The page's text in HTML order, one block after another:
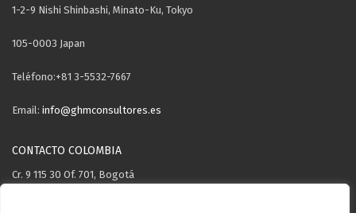
1-2-9 Nishi Shinbashi, Minato-Ku, Tokyo
105-0003 Japan
Teléfono:+81 3-5532-7667
Email: info@ghmconsultores.es
CONTACTO COLOMBIA
Cr. 9 115 30 Of. 701, Bogotá